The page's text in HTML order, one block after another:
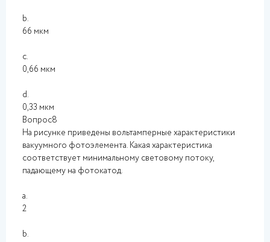
b.
66 мкм
c.
0,66 мкм
d.
0,33 мкм
Вопрос8
На рисунке приведены вольтамперные характеристики
вакуумного фотоэлемента. Какая характеристика
соответствует минимальному световому потоку,
падающему на фотокатод.
a.
2
b.